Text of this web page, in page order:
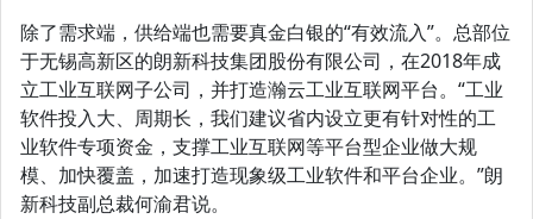
除了需求端，供给端也需要真金白银的“有效流入”。总部位
于无锡高新区的朗新科技集团股份有限公司，在2018年成
立工业互联网子公司，并打造瀚云工业互联网平台。“工业
软件投入大、周期长，我们建议省内设立更有针对性的工
业软件专项资金，支撑工业互联网等平台型企业做大规
模、加快覆盖，加速打造现象级工业软件和平台企业。”朗
新科技副总裁何渝君说。